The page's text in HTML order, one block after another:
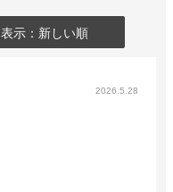
表示：新しい順
2026.5.28